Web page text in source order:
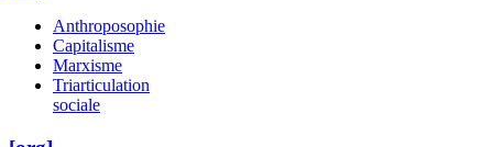
Anthroposophie
Capitalisme
Marxisme
Triarticulation
sociale